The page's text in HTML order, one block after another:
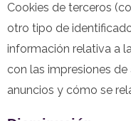
Cookies de terceros
otro tipo de
información relativa a
con las impresiones
anuncios y cómo se